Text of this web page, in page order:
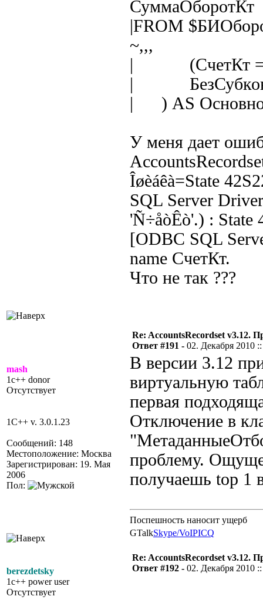
СуммаОборотКт
|FROM
~,,,
| (СчетКт =
|
| ) AS
У меня дает
Îøèáêà=State
SQL Server
'Ñ÷åòÊò'.) : State
[ODBC SQL
name СчетКт.
Что не так ???
mash
1c++ donor
Отсутствует
1C++ v. 3.0.1.23
Сообщений: 148
Местоположение: Москва
Зарегистрирован: 19. Мая
2006
Пол:
Re: AccountsRecordset v3.12.
Ответ #191 - 02. Декабря 2010
В версии 3.12
виртуальную
первая
Отключение в
проблему.
получаешь top 1
Поспешность наносит ущерб
GTalkSkype/VoIPICQ
berezdetsky
1c++ power user
Отсутствует
Re: AccountsRecordset v3.12.
Ответ #192 - 02. Декабря 2010